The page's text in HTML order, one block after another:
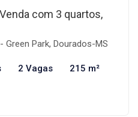
com 3 quartos,
Green Park, Dourados-MS
2 Vagas 215 m²